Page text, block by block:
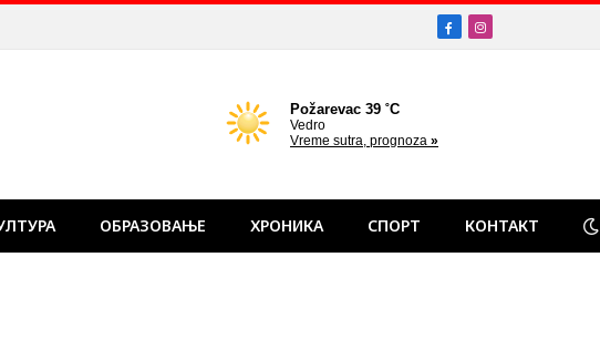
FacebookInstagram
ОБРАЗОВАЊЕ ХРОНИКА СПОРТ КОНТАКТ